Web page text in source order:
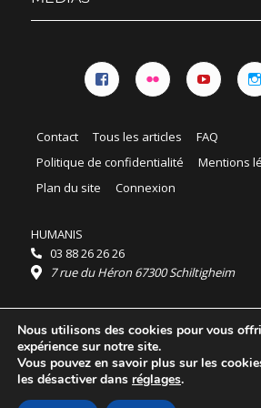
Contact Tous les articles
FAQ
Politique de confidentialité
Mentions
Plan du site
Connexion
HUMANIS
03 88 26 26 26
7 rue du Héron 67300 Schiltigheim
Horaires :
HUMANIS : du lundi au vendredi 9h - 18h
Ordidocaz : du lundi au vendredi 8h - 19h
© 2025 HUMANIS, tous droits réservés.
Licence Creative Commons
Nous utilisons des cookies pour vous
expérience sur notre site.
Vous pouvez en savoir plus sur les
les désactiver dans réglages.